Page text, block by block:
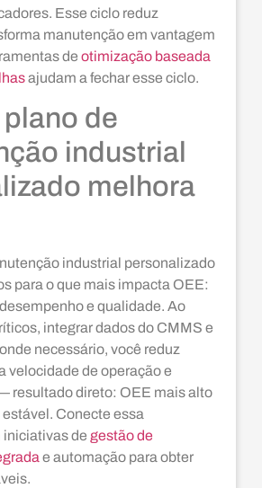
Esse ciclo reduz
manutenção em vantagem
de otimização baseada
ajudam a fechar esse ciclo.
de
industrial
melhora
industrial personalizado
para o que mais impacta OEE:
e qualidade. Ao
integrar dados do CMMS e
necessário, você reduz
velocidade de operação e
resultado direto: OEE mais alto
Conecte essa
iniciativas de gestão de
e automação para obter